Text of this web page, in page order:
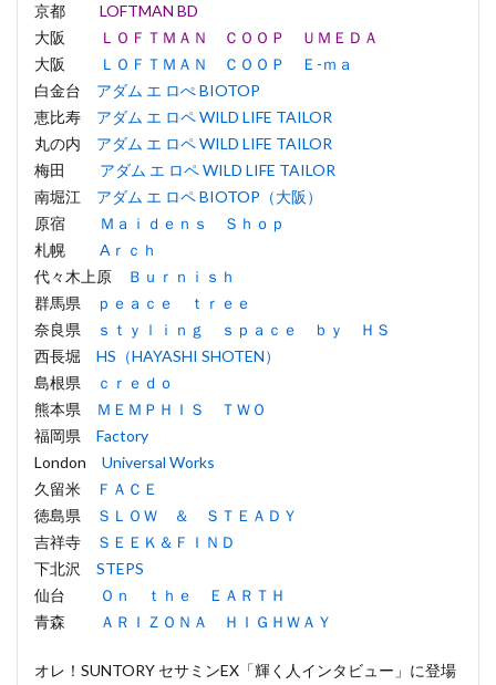
京都 LOFTMAN BD
大阪
ＬＯＦＴＭＡＮ ＣＯＯＰ ＵＭＥＤＡ
大阪
ＬＯＦＴＭＡＮ ＣＯＯＰ Ｅ-ｍａ
白金台 アダム エ ロぺ BIOTOP
恵比寿 アダム エ ロペ WILD LIFE TAILOR
丸の内 アダム エ ロペ WILD LIFE TAILOR
梅田 アダム エ ロペ WILD LIFE TAILOR
南堀江 アダム エ ロペ BIOTOP（大阪）
原宿
Ｍａｉｄｅｎｓ Ｓｈｏｐ
札幌 Aｒｃｈ
代々木上原
Ｂｕｒｎｉｓｈ
群馬県
ｐｅａｃｅ ｔｒｅｅ
奈良県
ｓｔｙｌｉｎｇ ｓｐａｃｅ ｂｙ ＨＳ
西長堀 HS（HAYASHI SHOTEN）
島根県
ｃｒｅｄｏ
熊本県
ＭＥＭＰＨＩＳ ＴＷＯ
福岡県 Factory
London Universal Works
久留米
ＦＡＣＥ
徳島県
ＳＬＯＷ ＆ ＳＴＥＡＤＹ
吉祥寺
ＳＥＥＫ＆ＦＩＮＤ
下北沢 STEPS
仙台
Ｏｎ ｔｈｅ ＥＡＲＴＨ
青森
ＡＲＩＺＯＮＡ ＨＩＧＨＷＡＹ
オレ！SUNTORY セサミンEX「輝く人インタビュー」に登場